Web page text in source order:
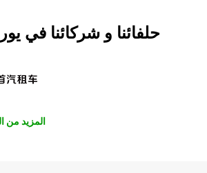
حلفائنا و شركائنا في
المزيد من